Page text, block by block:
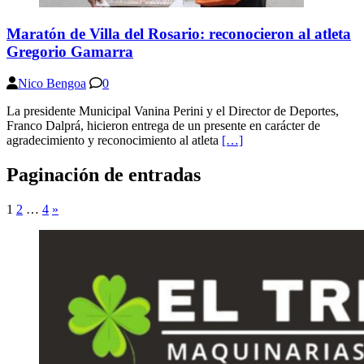
Maratón de Villa del Rosario: reconocieron al atleta
Gregorio Gamarra
Nico Bengoa
0
La presidente Municipal Vanina Perini y el Director de Deportes,
Franco Dalprá, hicieron entrega de un presente en carácter de
agradecimiento y reconocimiento al atleta […]
Paginación de entradas
1 2 … 4 »